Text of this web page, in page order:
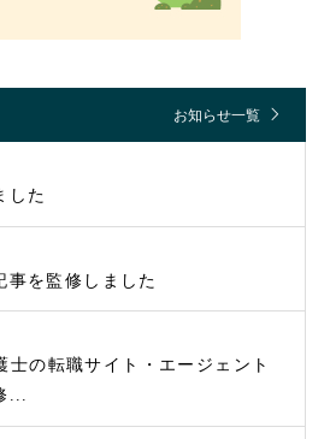
お知らせ一覧
した
事を監修しました
の転職サイト・エージェント
...